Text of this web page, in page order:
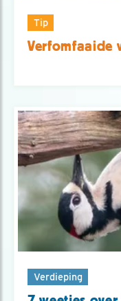
Tip
Verfomfaaide
Verdieping